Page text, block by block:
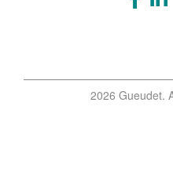
2026 Gueudet.